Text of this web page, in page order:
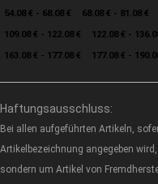
54.08 € - 68.08 €
68.08 € - 81.08 €
109.08 € - 122.08 €
122.08 € -
163.08 € - 177.08 €
177.08 € -
Haftungsausschluss:
Bei allen aufgeführten Artikeln,
Artikelbezeichnung angegeben
sondern um Artikel von